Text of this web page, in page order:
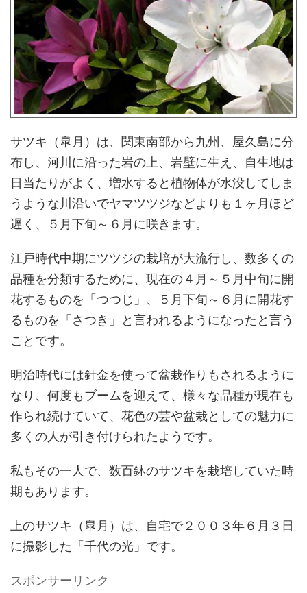
サツキ（皐月）は、関東南部から九州、屋久島に分
布し、河川に沿った岩の上、岩壁に生え、自生地は
日当たりがよく、増水すると植物体が水没してしま
うような川沿いでヤマツツジなどよりも１ヶ月ほど
遅く、５月下旬～６月に咲きます。
江戸時代中期にツツジの栽培が大流行し、数多くの
品種を分類するために、現在の４月～５月中旬に開
花するものを「つつじ」、５月下旬～６月に開花す
るものを「さつき」と言われるようになったと言う
ことです。
明治時代には針金を使って盆栽作りもされるように
なり、何度もブームを迎えて、様々な品種が現在も
作られ続けていて、花色の芸や盆栽としての魅力に
多くの人が引き付けられたようです。
私もその一人で、数百鉢のサツキを栽培していた時
期もあります。
上のサツキ（皐月）は、自宅で２００３年６月３日
に撮影した「千代の光」です。
スポンサーリンク